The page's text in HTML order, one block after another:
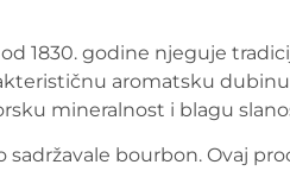
1830. godine njeguje
aromatsku
mineralnost i blagu
bourbon. Ovaj